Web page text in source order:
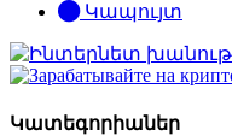
Կապույտ
Կատեգորիաներ